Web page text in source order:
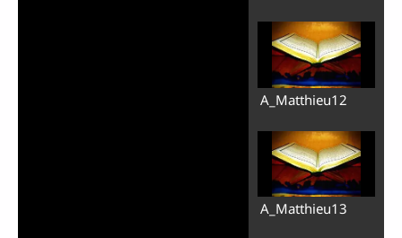
A_Matthieu12
A_Matthieu13